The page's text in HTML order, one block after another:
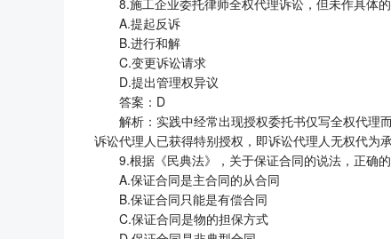
8.施工企业委托律师全权代理诉讼，但未作具体
A.提起反诉
B.进行和解
C.变更诉讼请求
D.提出管理权异议
答案：D
解析：实践中经常出现授权委托书仅写全权代理
诉讼代理人已获得特别授权，即诉讼代理人无权代为
9.根据《民典法》，关于保证合同的说法，正确的
A.保证合同是主合同的从合同
B.保证合同只能是有偿合同
C.保证合同是物的担保方式